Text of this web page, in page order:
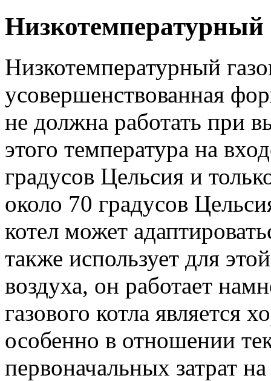
Низкотемпературный
Низкотемпературный
усовершенствованная
не должна работать при
этого температура на
градусов Цельсия и
около 70 градусов
котел может
также использует для
воздуха, он работает
газового котла
особенно в отношении
первоначальных затрат